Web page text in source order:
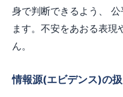
身で判断できるよう、
ます。不安をあおる表
ん。
情報源(エビデンス)の